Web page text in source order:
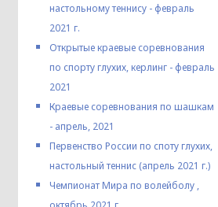
настольному теннису - февраль
2021 г.
Открытые краевые соревнования
по спорту глухих, керлинг - февраль
2021
Краевые соревнования по шашкам
- апрель, 2021
Первенство России по споту глухих,
настольный теннис (апрель 2021 г.)
Чемпионат Мира по волейболу ,